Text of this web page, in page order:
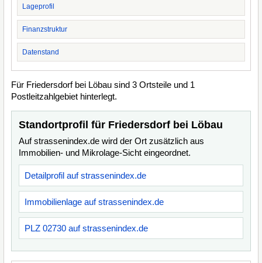
Lageprofil
Finanzstruktur
Datenstand
Für Friedersdorf bei Löbau sind 3 Ortsteile und 1
Postleitzahlgebiet hinterlegt.
Standortprofil für Friedersdorf bei Löbau
Auf strassenindex.de wird der Ort zusätzlich aus
Immobilien- und Mikrolage-Sicht eingeordnet.
Detailprofil auf strassenindex.de
Immobilienlage auf strassenindex.de
PLZ 02730 auf strassenindex.de